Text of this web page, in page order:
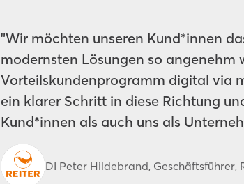
"Wir möchten unseren Kund*innen
modernsten Lösungen so angenehm
Vorteilskundenprogramm digital via
ein klarer Schritt in diese Richtung
Kund*innen als auch uns als
DI Peter Hildebrand, Geschäftsführer,